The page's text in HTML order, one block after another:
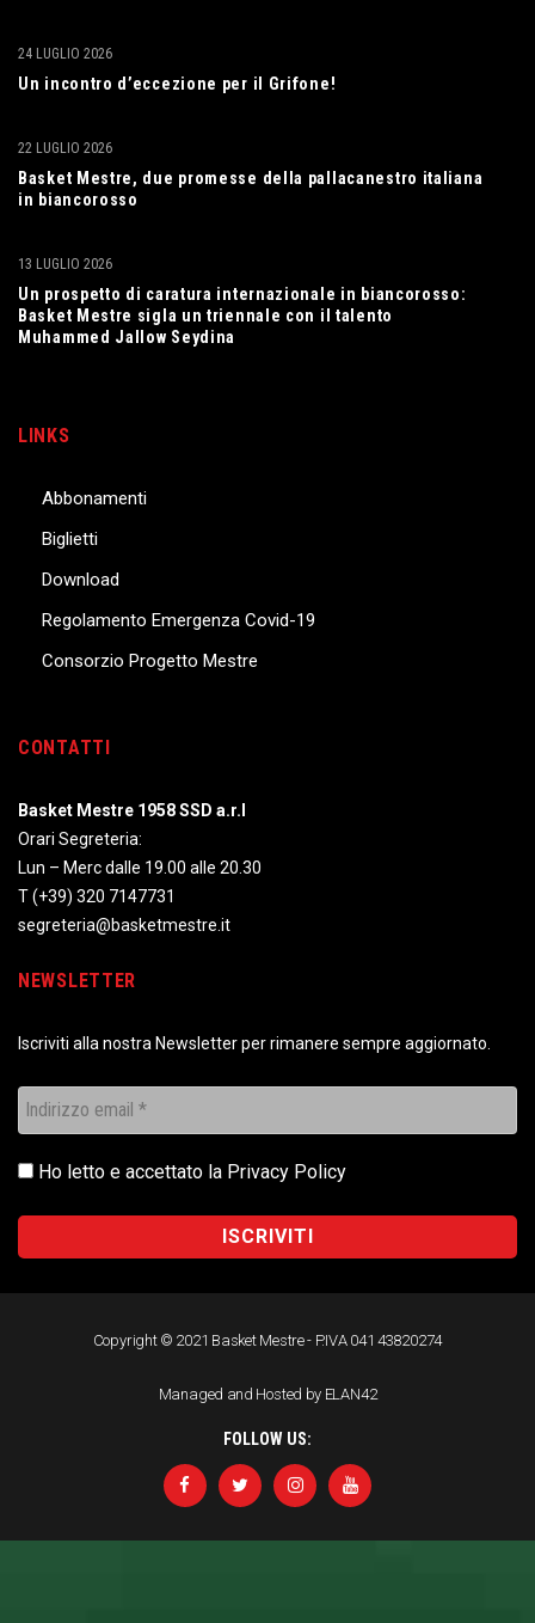
Un incontro d’eccezione per il Grifone!
24 LUGLIO 2026
Basket Mestre, due promesse della pallacanestro italiana
in biancorosso
22 LUGLIO 2026
Un prospetto di caratura internazionale in biancorosso:
Basket Mestre sigla un triennale con il talento
Muhammed Jallow Seydina
13 LUGLIO 2026
LINKS
Abbonamenti
Biglietti
Download
Regolamento Emergenza Covid-19
Consorzio Progetto Mestre
CONTATTI
Basket Mestre 1958 SSD a.r.l
Orari Segreteria:
Lun – Merc dalle 19.00 alle 20.30
T(+39) 320 7147731
segreteria@basketmestre.it
NEWSLETTER
Iscriviti alla nostra Newsletter per rimanere sempre aggiornato.
Ho letto e accettato la Privacy Policy
Copyright © 2021 Basket Mestre - P.IVA 041 43820274
Managed and Hosted by ELAN42
FOLLOW US: